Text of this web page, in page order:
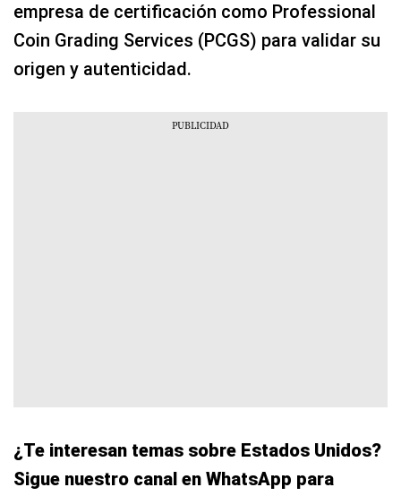
empresa de certificación como Professional
Coin Grading Services (PCGS) para validar su
origen y autenticidad.​
¿Te interesan temas sobre Estados Unidos?
Sigue nuestro canal en WhatsApp para